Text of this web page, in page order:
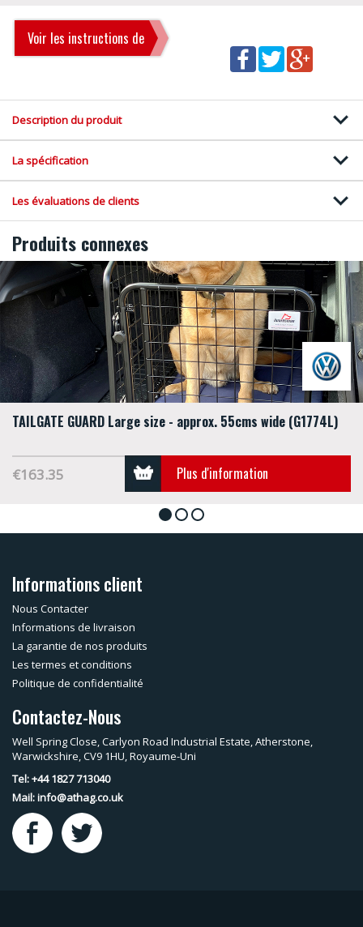
Voir les instructions de
Description du produit
La spécification
Les évaluations de clients
Produits connexes
TAILGATE GUARD Large size - approx. 55cms wide (G1774L)
€163.35 Plus d'information
1 2 3
Informations client
Nous Contacter
Informations de livraison
La garantie de nos produits
Les termes et conditions
Politique de confidentialité
Contactez-Nous
Well Spring Close, Carlyon Road Industrial Estate, Atherstone,
Warwickshire, CV9 1HU, Royaume-Uni
Tel: +44 1827 713040
Mail:info@athag.co.uk